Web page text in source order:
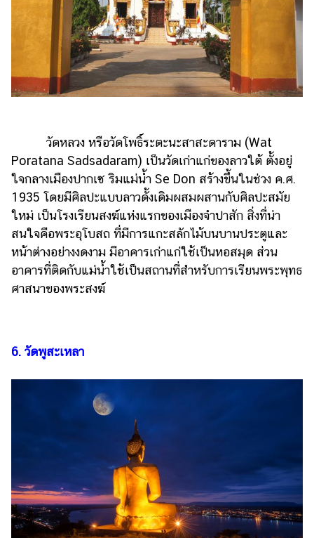
วัดหลวง หรือวัดโพธิ์ระตะนะสาสะดาราม (Wat
Poratana Sadsadaram) เป็นวัดเก่าแก่ของลาวใต้ ตั้งอยู่
ใจกลางเมืองปากเซ ริมแม่น้ำ Se Don สร้างขึ้นในช่วง ค.ศ.
1935 โดยมีศิลปะแบบลาวดั้งเดิมผสมผสานกับศิลปะสมัย
ใหม่ เป็นโรงเรียนสงฆ์แห่งแรกของเมืองจำปาสัก สิ่งที่น่า
สนใจคือพระอุโบสถ ที่มีการแกะสลักไม้บนบานประตูและ
หน้าต่างอย่างงดงาม มีอาคารเก่าแก่ใช้เป็นหอสมุด ส่วน
อาคารที่ติดกับแม่น้ำใช้เป็นสถานที่สำหรับการเรียนพระพุทธ
ศาสนาของพระสงฆ์
6. วัดพูสะเหลา